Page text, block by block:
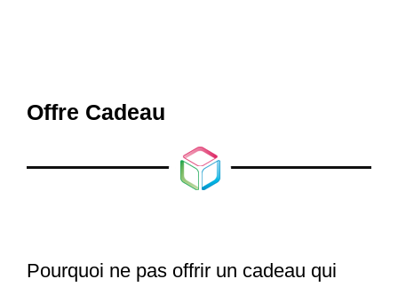
Offre Cadeau
Pourquoi ne pas offrir un cadeau qui